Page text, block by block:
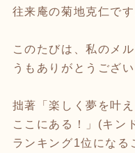
往来庵の菊地克仁です
このたびは、私のメ
うもありがとうござい
拙著「楽しく夢を叶
ここにある！」(キン
ランキング1位になる